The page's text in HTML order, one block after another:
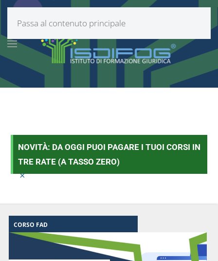
Passa al contenuto principale
NOVITÀ: DA OGGI PUOI PAGARE I TUOI CORSI IN
TRE RATE (A TASSO ZERO)
×
CORSO FAD